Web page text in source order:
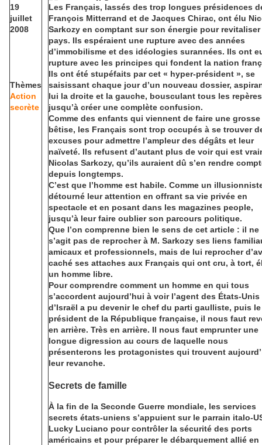
19
juillet
2008
Thèmes
Action
secrète
Les Français, lassés des trop longues présidences
François Mitterrand et de Jacques Chirac, ont élu
Sarkozy en comptant sur son énergie pour revitaliser
pays. Ils espéraient une rupture avec des années
d’immobilisme et des idéologies surannées. Ils ont
rupture avec les principes qui fondent la nation
Ils ont été stupéfaits par cet « hyper-président », se
saisissant chaque jour d’un nouveau dossier,
lui la droite et la gauche, bousculant tous les repères
jusqu’à créer une complète confusion.
Comme des enfants qui viennent de faire une grosse
bêtise, les Français sont trop occupés à se trouver
excuses pour admettre l’ampleur des dégâts et leur
naïveté. Ils refusent d’autant plus de voir qui est
Nicolas Sarkozy, qu’ils auraient dû s’en rendre
depuis longtemps.
C’est que l’homme est habile. Comme un
détourné leur attention en offrant sa vie privée en
spectacle et en posant dans les magazines people,
jusqu’à leur faire oublier son parcours politique.
Que l’on comprenne bien le sens de cet article : il ne
s’agit pas de reprocher à M. Sarkozy ses liens
amicaux et professionnels, mais de lui reprocher
caché ses attaches aux Français qui ont cru, à tort,
un homme libre.
Pour comprendre comment un homme en qui tous
s’accordent aujourd’hui à voir l’agent des États-Unis
d’Israël a pu devenir le chef du parti gaulliste, puis le
président de la République française, il nous faut
en arrière. Très en arrière. Il nous faut emprunter une
longue digression au cours de laquelle nous
présenterons les protagonistes qui trouvent
leur revanche.
Secrets de famille
À la fin de la Seconde Guerre mondiale, les services
secrets états-uniens s’appuient sur le parrain italo-
Lucky Luciano pour contrôler la sécurité des ports
américains et pour préparer le débarquement allié en